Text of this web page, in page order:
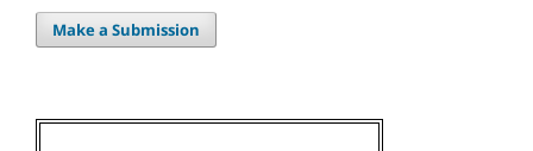
Make a Submission